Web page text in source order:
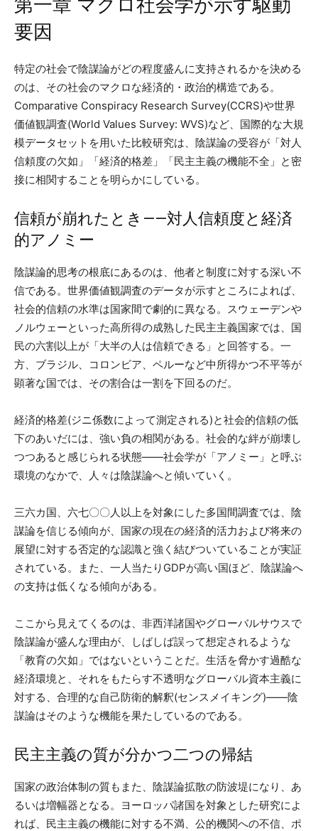
第一章 マクロ社会学が示す駆動
要因
特定の社会で陰謀論がどの程度盛んに支持されるかを決める
のは、その社会のマクロな経済的・政治的構造である。
Comparative Conspiracy Research Survey(CCRS)や世界
価値観調査(World Values Survey: WVS)など、国際的な大規
模データセットを用いた比較研究は、陰謀論の受容が「対人
信頼度の欠如」「経済的格差」「民主主義の機能不全」と密
接に相関することを明らかにしている。
信頼が崩れたとき——対人信頼度と経済
的アノミー
陰謀論的思考の根底にあるのは、他者と制度に対する深い不
信である。世界価値観調査のデータが示すところによれば、
社会的信頼の水準は国家間で劇的に異なる。スウェーデンや
ノルウェーといった高所得の成熟した民主主義国家では、国
民の六割以上が「大半の人は信頼できる」と回答する。一
方、ブラジル、コロンビア、ペルーなど中所得かつ不平等が
顕著な国では、その割合は一割を下回るのだ。
経済的格差(ジニ係数によって測定される)と社会的信頼の低
下のあいだには、強い負の相関がある。社会的な絆が崩壊し
つつあると感じられる状態——社会学が「アノミー」と呼ぶ
環境のなかで、人々は陰謀論へと傾いていく。
三六カ国、六七〇〇人以上を対象にした多国間調査では、陰
謀論を信じる傾向が、国家の現在の経済的活力および将来の
展望に対する否定的な認識と強く結びついていることが実証
されている。また、一人当たりGDPが高い国ほど、陰謀論へ
の支持は低くなる傾向がある。
ここから見えてくるのは、非西洋諸国やグローバルサウスで
陰謀論が盛んな理由が、しばしば誤って想定されるような
「教育の欠如」ではないということだ。生活を脅かす過酷な
経済環境と、それをもたらす不透明なグローバル資本主義に
対する、合理的な自己防衛的解釈(センスメイキング)——陰
謀論はそのような機能を果たしているのである。
民主主義の質が分かつ二つの帰結
国家の政治体制の質もまた、陰謀論拡散の防波堤になり、あ
るいは増幅器となる。ヨーロッパ諸国を対象とした研究によ
れば、民主主義の機能に対する不満、公的機関への不信、ポ